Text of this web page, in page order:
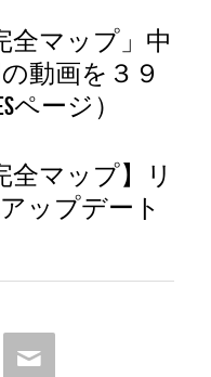
全マップ」中
動画を３９
ページ）
全マップ】リ
ップデート